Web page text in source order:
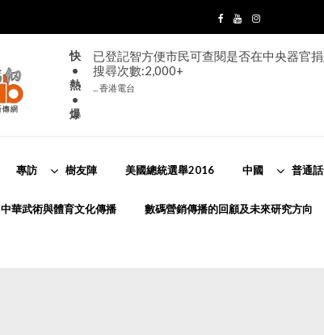
快
•
熱
•
爆
已登記智方便市民可查閱是否在中央器官
搜尋次數:2,000+
... 香港電台
專訪 樹友陣 美國總統選舉2016 中國 普通
中華武術與體育文化傳播 數碼營銷傳播的回顧及未來研究方向